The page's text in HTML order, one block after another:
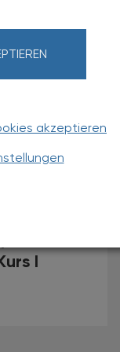
akzeptieren
I